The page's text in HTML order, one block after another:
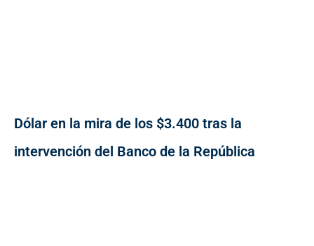
Dólar en la mira de los $3.400 tras la
intervención del Banco de la República